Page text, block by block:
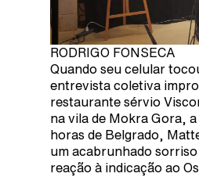
RODRIGO FONSECA
Quando seu celular
entrevista coletiva
restaurante sérvio
na vila de Mokra Gora,
horas de Belgrado,
um acabrunhado
reação à indicação ao